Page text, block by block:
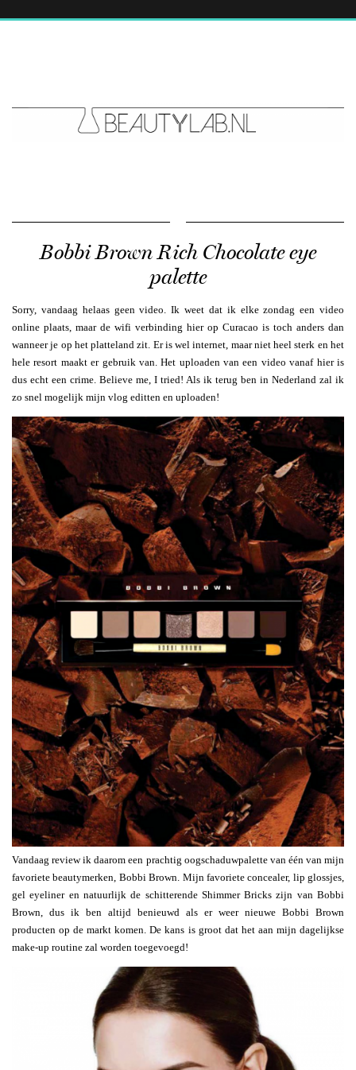
Bobbi Brown Rich Chocolate eye
palette
Sorry, vandaag helaas geen video. Ik weet dat ik elke zondag een video
online plaats, maar de wifi verbinding hier op Curacao is toch anders dan
wanneer je op het platteland zit. Er is wel internet, maar niet heel sterk en het
hele resort maakt er gebruik van. Het uploaden van een video vanaf hier is
dus echt een crime. Believe me, I tried! Als ik terug ben in Nederland zal ik
zo snel mogelijk mijn vlog editten en uploaden!
Vandaag review ik daarom een prachtig oogschaduwpalette van één van mijn
favoriete beautymerken, Bobbi Brown. Mijn favoriete concealer, lip glossjes,
gel eyeliner en natuurlijk de schitterende Shimmer Bricks zijn van Bobbi
Brown, dus ik ben altijd benieuwd als er weer nieuwe Bobbi Brown
producten op de markt komen. De kans is groot dat het aan mijn dagelijkse
make-up routine zal worden toegevoegd!